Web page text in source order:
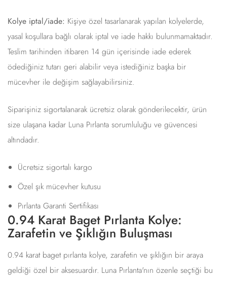
Kolye iptal/iade: Kişiye özel tasarlanarak yapılan kolyelerde,
yasal koşullara bağlı olarak iptal ve iade hakkı bulunmamaktadır.
Teslim tarihinden itibaren 14 gün içerisinde iade ederek
ödediğiniz tutarı geri alabilir veya istediğiniz başka bir
mücevher ile değişim sağlayabilirsiniz.
Siparişiniz sigortalanarak ücretsiz olarak gönderilecektir, ürün
size ulaşana kadar Luna Pırlanta sorumluluğu ve güvencesi
altındadır.
Ücretsiz sigortalı kargo
Özel şık mücevher kutusu
Pırlanta Garanti Sertifikası
0.94 Karat Baget Pırlanta Kolye:
Zarafetin ve Şıklığın Buluşması
0.94 karat baget pırlanta kolye, zarafetin ve şıklığın bir araya
geldiği özel bir aksesuardır. Luna Pırlanta'nın özenle seçtiği bu